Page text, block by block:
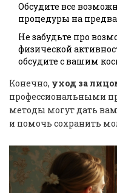
Обсудите все
процедуры на
Не забудьте про
физической
обсудите с вашим
Конечно, уход за
профессиональными
методы могут дать
и помочь сохранить